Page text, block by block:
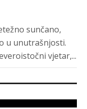
sunčano,
u unutrašnjosti.
vjetar,...